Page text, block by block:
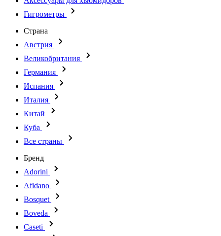
Гигрометры
Страна
Австрия
Великобритания
Германия
Испания
Италия
Китай
Куба
Все страны
Бренд
Adorini
Afidano
Bosquet
Boveda
Caseti